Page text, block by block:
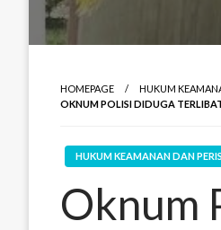
HOMEPAGE
HUKUM
OKNUM POLISI DIDUGA
HUKUM KEAMANAN DAN
Oknum